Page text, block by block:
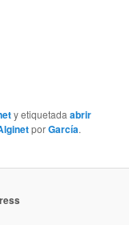
y etiquetadaabrir
porGarcía.